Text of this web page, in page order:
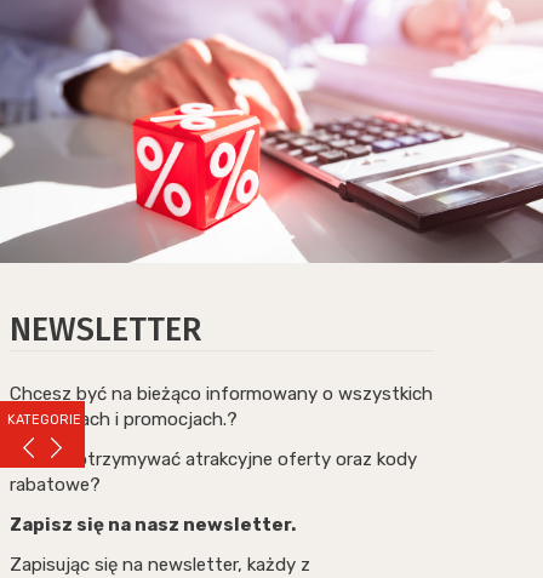
KATEGORIE
NEWSLETTER
Chcesz być na bieżąco informowany o wszystkich
nowościach i promocjach.?
Chcesz otrzymywać atrakcyjne oferty oraz kody
rabatowe?
Zapisz się na nasz newsletter.
Zapisując się na newsletter, każdy z